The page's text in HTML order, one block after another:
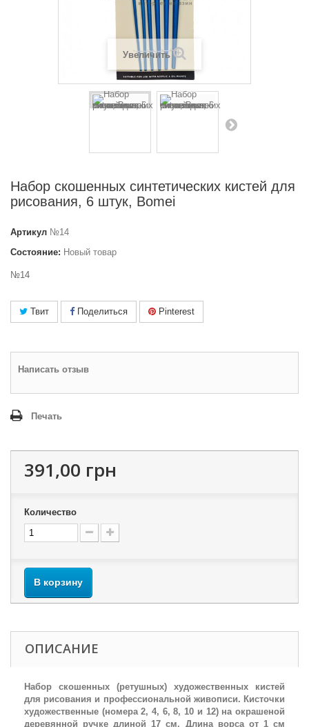
Увеличить
Набор скошенных синтетических кистей для
рисования, 6 штук, Bomei
Артикул №14
Состояние: Новый товар
№14
Твит Поделиться Pinterest
Написать отзыв
Печать
391,00 грн
Количество
В корзину
ОПИСАНИЕ
Набор скошенных (ретушных) художественных кистей
для рисования и профессиональной живописи. Кисточки
художественные (номера 2, 4, 6, 8, 10 и 12) на окрашеной
деревянной ручке длиной 17 см. Длина ворса от 1 см